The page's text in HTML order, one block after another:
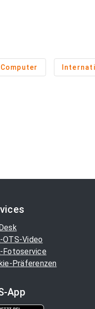
Computer
OTS-Video
Fotoservice
Präferenzen
App